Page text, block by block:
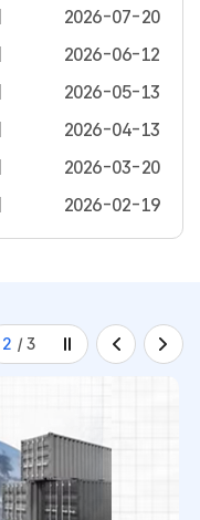
2026-07-20
2026-06-12
2026-05-13
2026-04-13
2026-03-20
2026-02-19
2 / 3